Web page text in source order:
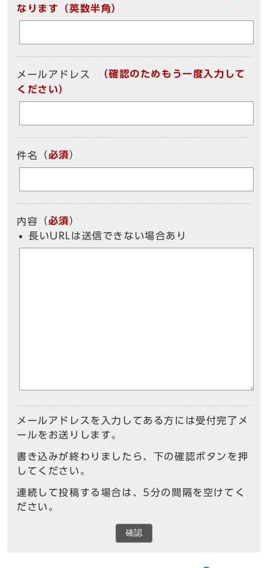
なります（英数半角）
メールアドレス
（確認のためもう一度入力して
ください）
件名 （必須）
内容 （必須）
長いURLは送信できない場合あり
メールアドレスを入力してある方には受付完了メ
ールをお送りします。
書き込みが終わりましたら、下の確認ボタンを押
してください。
連続して投稿する場合は、5分の間隔を空けてく
ださい。
確認